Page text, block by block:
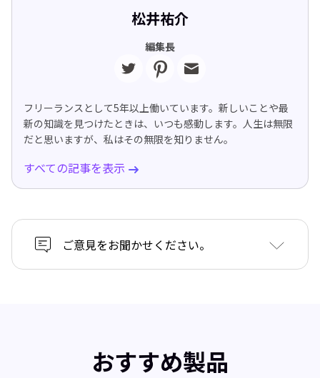
松井祐介
編集長
フリーランスとして5年以上働いています。新しいことや最
新の知識を見つけたときは、いつも感動します。人生は無限
だと思いますが、私はその無限を知りません。
すべての記事を表示
ご意見をお聞かせください。
おすすめ製品